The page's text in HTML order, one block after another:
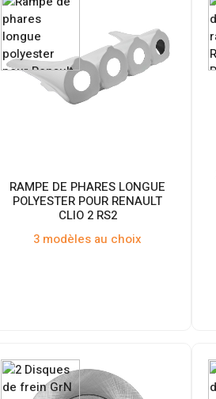
RAMPE DE PHARES LONGUE
POLYESTER POUR RENAULT
CLIO 2 RS2
3 modèles au choix